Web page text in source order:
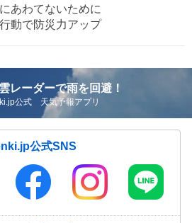
あわてないために
動で防災力アップ
レーダーで雨を回避！
公式 天気予報アプリ
公式SNS